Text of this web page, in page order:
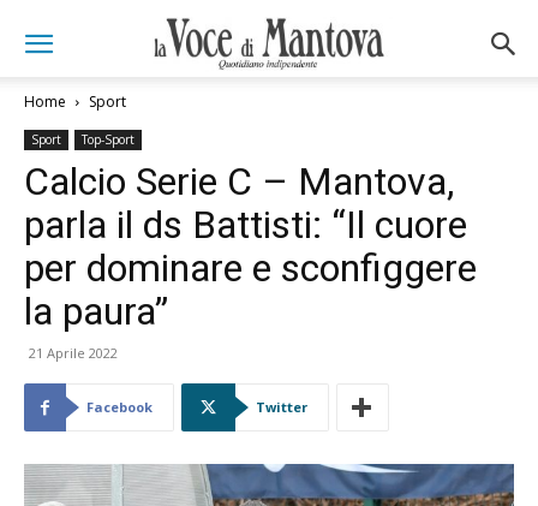
Home Sport
Sport Top-Sport
Calcio Serie C – Mantova,
parla il ds Battisti: “Il cuore
per dominare e sconfiggere
la paura”
21 Aprile 2022
Facebook Twitter